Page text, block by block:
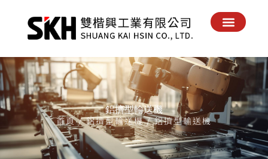
鋁擠型輸送機
首頁/鋁擠型輸送機/ 鋁擠型輸送機